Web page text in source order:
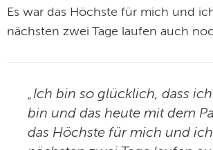
Es war das Höchste für mich und
nächsten zwei Tage laufen auch
„Ich bin so glücklich, dass
bin und das heute mit dem
das Höchste für mich und